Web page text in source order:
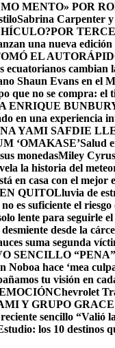
MENTO» POR
Sabrina Carpenter y
POR
una nueva
EL
ecuatorianos cambian
Shaun Evans en el
que no se compra: el
en una experiencia
YAMI SAFDIE
‘OMAKASE’Salud
monedasMiley
la historia del
en casa con el mejor
QUITOLluvia de
es suficiente el
lente para seguirle
desde la
suma segunda
SENCILLO “PENA”
Noboa hace ‘mea
tu visión en
Chevrolet
Y GRUPO
sencillo “Valió
los 10 destinos